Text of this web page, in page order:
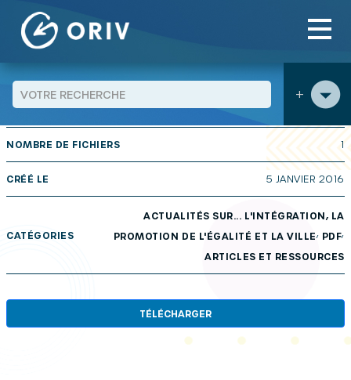
Aller au contenu
+
publications
Actualités sur… n° 104 : Economie Sociale et
Solidaire et Politique de la Ville
TAILLE 341 KB
NOMBRE DE FICHIERS 1
CRÉÉ LE 5 JANVIER 2016
CATÉGORIES
ACTUALITÉS SUR... L'INTÉGRATION, LA
PROMOTION DE L'ÉGALITÉ ET LA VILLE, PDF,
ARTICLES ET RESSOURCES
TÉLÉCHARGER
Panneau de gestion des cookies